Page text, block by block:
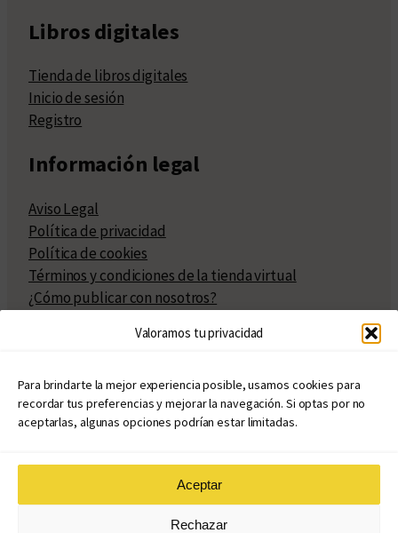
Valoramos tu privacidad
Para brindarte la mejor experiencia posible, usamos cookies para
recordar tus preferencias y mejorar la navegación. Si optas por no
aceptarlas, algunas opciones podrían estar limitadas.
Aceptar
Rechazar
Libros digitales
Tienda de libros digitales
Inicio de sesión
Registro
Información legal
Aviso Legal
Política de privacidad
Política de cookies
Términos y condiciones de la tienda virtual
¿Cómo publicar con nosotros?
Políticas de publicación
Políticas de coedición
Atribuciones